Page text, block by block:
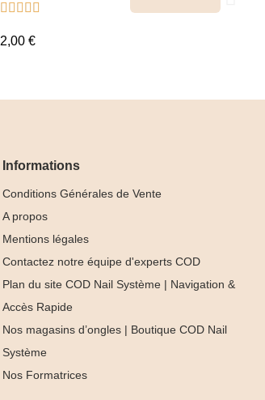
    
2,00 €
Rubber Base
Light Rose
Informations
Conditions Générales de Vente
A propos
Mentions légales
Contactez notre équipe d'experts COD
Plan du site COD Nail Système | Navigation &
Accès Rapide
Nos magasins d’ongles | Boutique COD Nail
Système
Nos Formatrices